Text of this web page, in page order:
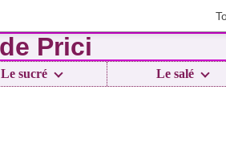
Le sucré Le salé